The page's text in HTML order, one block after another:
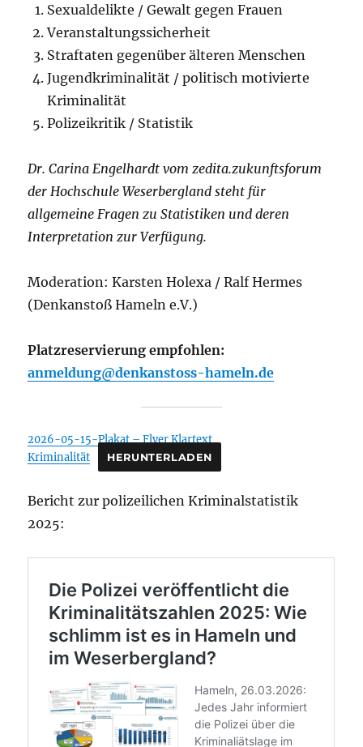
Sexualdelikte / Gewalt gegen Frauen
Veranstaltungssicherheit
Straftaten gegenüber älteren Menschen
Jugendkriminalität / politisch motivierte
Kriminalität
Polizeikritik / Statistik
Dr. Carina Engelhardt vom zedita.zukunftsforum
der Hochschule Weserbergland steht für
allgemeine Fragen zu Statistiken und deren
Interpretation zur Verfügung.
Moderation: Karsten Holexa / Ralf Hermes
(Denkanstoß Hameln e.V.)
Platzreservierung empfohlen:
anmeldung@denkanstoss-hameln.de
2026-05-15-Plakat – Flyer Klartext
Kriminalität
HERUNTERLADEN
Bericht zur polizeilichen Kriminalstatistik
2025: